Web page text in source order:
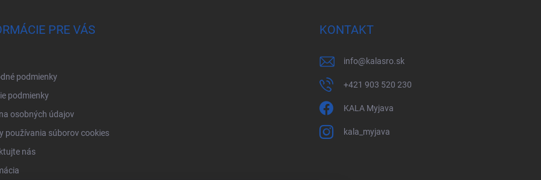
PRE VÁS
podmienky
podmienky
osobných údajov
používania súborov cookies
nás
KONTAKT
info@kalasro.sk
+421 903 520 230
KALA Myjava
kala_myjava